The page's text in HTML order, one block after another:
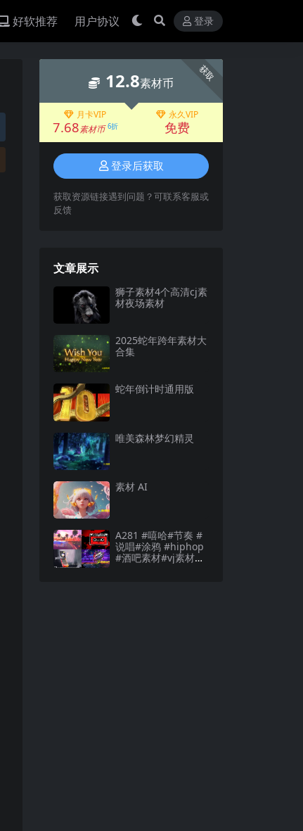
好软推荐 用户协议 登录
获取
12.8素材币
月卡VIP
7.68素材币 6折
永久VIP
免费
登录后获取
获取资源链接遇到问题？可联系客服或
反馈
文章展示
狮子素材4个高清cj素
材夜场素材
2025蛇年跨年素材大
合集
蛇年倒计时通用版
唯美森林梦幻精灵
素材 AI
A281 #嘻哈#节奏 #
说唱#涂鸦 #hiphop
#酒吧素材#vj素材酒